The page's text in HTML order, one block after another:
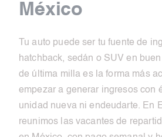
México
Tu auto puede ser tu fuente de
hatchback, sedán o SUV en
de última milla es la forma más
empezar a generar ingresos con
unidad nueva ni endeudarte. En
reunimos las vacantes de